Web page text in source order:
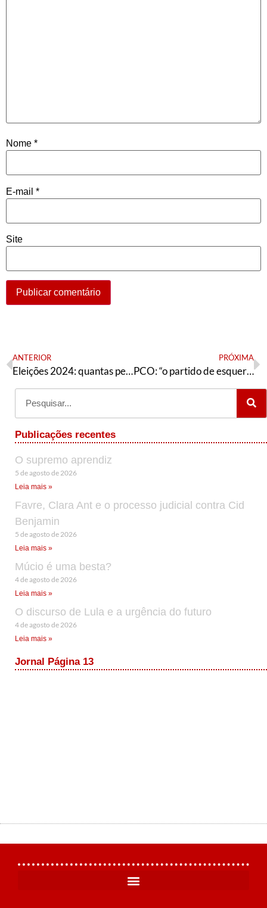
Nome *
E-mail *
Site
ANTERIOR
Eleições 2024: quantas pessoas vamos eleger?
PRÓXIMA
PCO: “o partido de esquerda que mais cresce no Brasil”
Publicações recentes
O supremo aprendiz
5 de agosto de 2026
Leia mais »
Favre, Clara Ant e o processo judicial contra Cid
Benjamin
5 de agosto de 2026
Leia mais »
Múcio é uma besta?
4 de agosto de 2026
Leia mais »
O discurso de Lula e a urgência do futuro
4 de agosto de 2026
Leia mais »
Jornal Página 13